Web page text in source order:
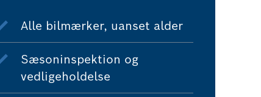
Alle bilmærker, uanset alder
Sæsoninspektion og
vedligeholdelse